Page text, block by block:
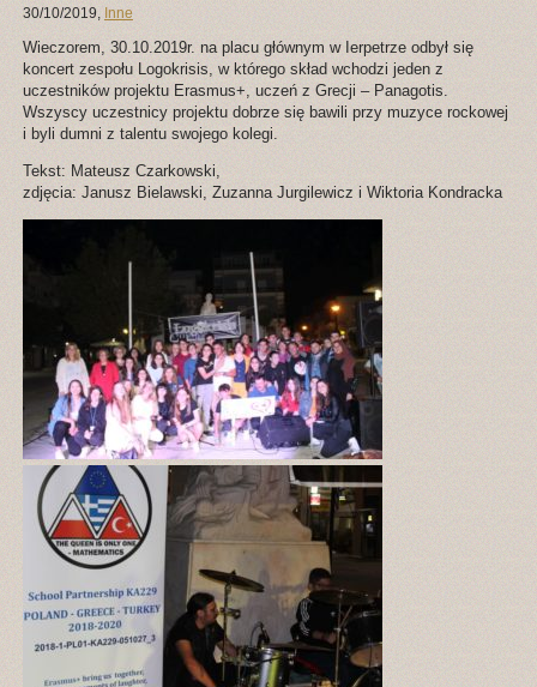
30/10/2019, Inne
Wieczorem, 30.10.2019r. na placu głównym w Ierpetrze odbył się
koncert zespołu Logokrisis, w którego skład wchodzi jeden z
uczestników projektu Erasmus+, uczeń z Grecji – Panagotis.
Wszyscy uczestnicy projektu dobrze się bawili przy muzyce rockowej
i byli dumni z talentu swojego kolegi.
Tekst: Mateusz Czarkowski,
zdjęcia: Janusz Bielawski, Zuzanna Jurgilewicz i Wiktoria Kondracka